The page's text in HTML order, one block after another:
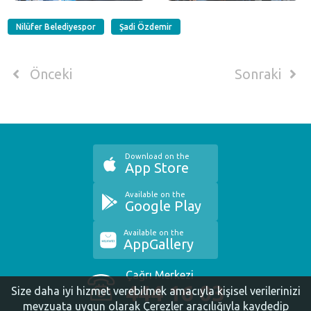
Nilüfer Belediyespor Şadi Özdemir
Önceki Sonraki
Çağrı Merkezi
444 16 03
Download on the
App Store
Available on the
Google Play
Available on the
AppGallery
Size daha iyi hizmet verebilmek amacıyla kişisel verilerinizi
mevzuata uygun olarak Çerezler aracılığıyla kaydedip